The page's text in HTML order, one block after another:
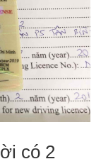
có 2